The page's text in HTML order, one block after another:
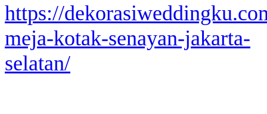
https://
meja-kotak-senayan-jakarta-
selatan/